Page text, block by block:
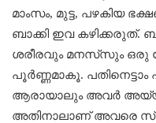
മാംസം, മുട്ട, പഴകിയ
ബാക്കി ഇവ കഴിക്കരുത്.
ശരീരവും മനസ്‌സും ഒരു
പൂര്‍ണ്ണമാകൂ. പതിനെട്ടാം
ആരായാലും അവര്‍
അതിനാലാണ് അവരെ